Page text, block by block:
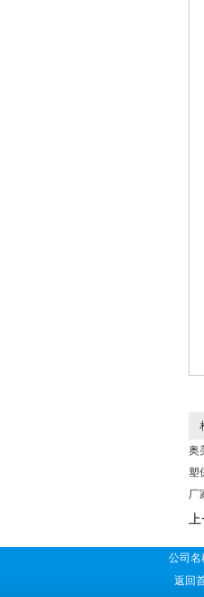
奥
塑
厂
公司
返回